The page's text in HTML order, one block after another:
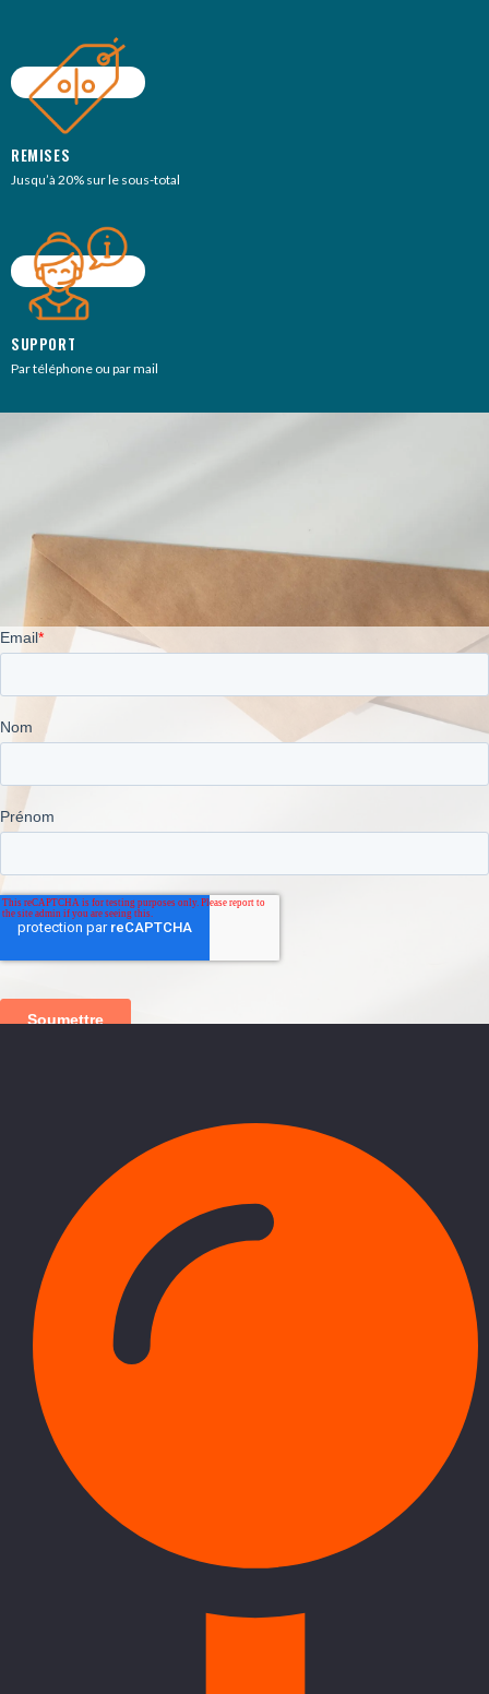
REMISES
Jusqu’à 20% sur le sous-total
SUPPORT
Par téléphone ou par mail